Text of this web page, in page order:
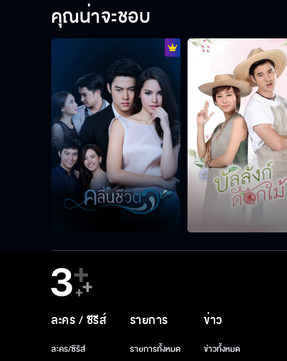
คุณน่าจะชอบ
ละคร / ซีรีส์
ละคร/ซีรีส์
รายการ
รายการทั้งหมด
ข่าว
ข่าวทั้งหมด